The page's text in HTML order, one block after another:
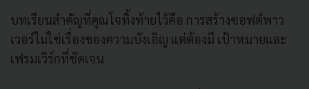
บทเรียนสำคัญที่คุณโจทิ้งท้ายไว้คือ การสร้างซอฟต์พาว
เวอร์ไม่ใช่เรื่องของความบังเอิญ แต่ต้องมี เป้าหมายและ
เฟรมเวิร์กที่ชัดเจน